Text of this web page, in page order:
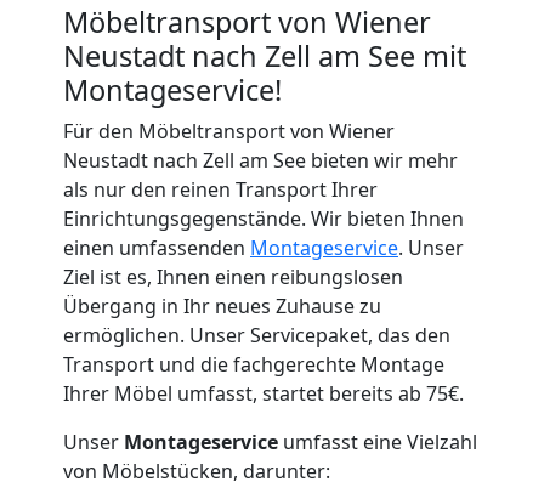
Möbeltransport von Wiener
Neustadt nach Zell am See mit
Montageservice!
Für den Möbeltransport von Wiener
Neustadt nach Zell am See bieten wir mehr
als nur den reinen Transport Ihrer
Einrichtungsgegenstände. Wir bieten Ihnen
einen umfassenden Montageservice. Unser
Ziel ist es, Ihnen einen reibungslosen
Übergang in Ihr neues Zuhause zu
ermöglichen. Unser Servicepaket, das den
Transport und die fachgerechte Montage
Ihrer Möbel umfasst, startet bereits ab 75€.
Unser Montageservice umfasst eine Vielzahl
von Möbelstücken, darunter: